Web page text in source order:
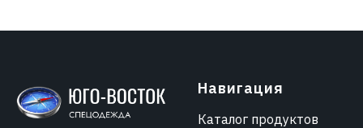
Навигация
Каталог продуктов